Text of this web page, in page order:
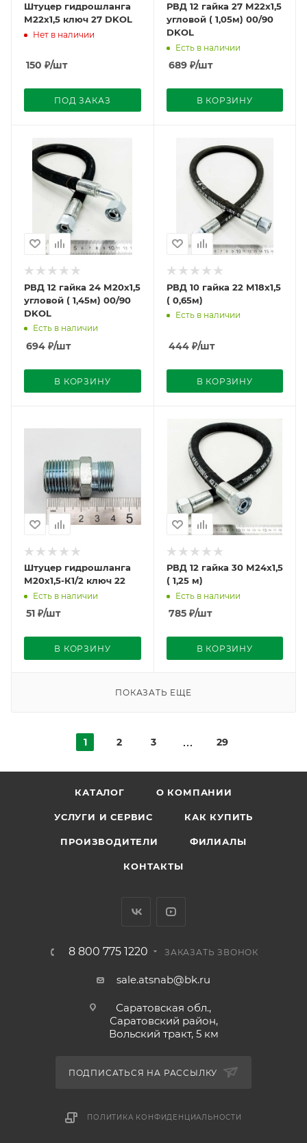
Штуцер гидрошланга
М22х1,5 ключ 27 DKOL
Нет в наличии
150 ₽/шт
ПОД ЗАКАЗ
РВД 12 гайка 27 М22х1,5
угловой ( 1,05м) 00/90
DKOL
Есть в наличии
689₽/шт
В КОРЗИНУ
РВД 12 гайка 24 М20х1,5
угловой ( 1,45м) 00/90
DKOL
Есть в наличии
694 ₽/шт
В КОРЗИНУ
РВД 10 гайка 22 М18х1,5
( 0,65м)
Есть в наличии
444₽/шт
В КОРЗИНУ
Штуцер гидрошланга
М20х1,5-К1/2 ключ 22
Есть в наличии
51 ₽/шт
В КОРЗИНУ
РВД 12 гайка 30 М24х1,5
( 1,25 м)
Есть в наличии
785₽/шт
В КОРЗИНУ
ПОКАЗАТЬ ЕЩЕ
1 2 3 29
КАТАЛОГ О КОМПАНИИ
УСЛУГИ И СЕРВИС КАК КУПИТЬ
ПРОИЗВОДИТЕЛИ ФИЛИАЛЫ
КОНТАКТЫ
8 800 775 1220 ЗАКАЗАТЬ ЗВОНОК
sale.atsnab@bk.ru
Саратовская обл.,
Саратовский район,
Вольский тракт, 5 км
ПОДПИСАТЬСЯ НА РАССЫЛКУ
ПОЛИТИКА КОНФИДЕНЦИАЛЬНОСТИ